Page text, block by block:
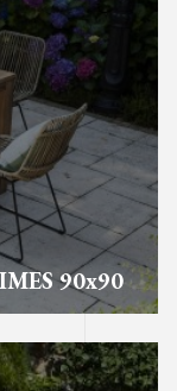
90x90